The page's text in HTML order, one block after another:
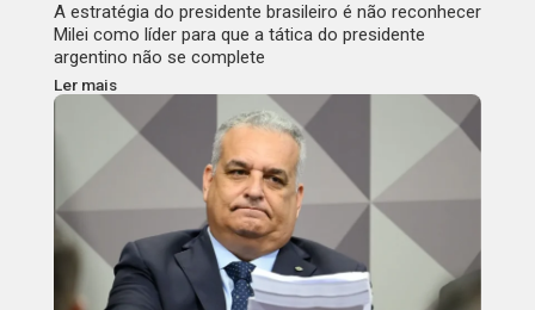
A estratégia do presidente brasileiro é não reconhecer
Milei como líder para que a tática do presidente
argentino não se complete
Ler mais